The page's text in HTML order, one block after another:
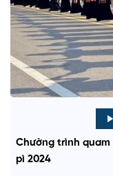
P
l
Chường trình quam
pì 2024